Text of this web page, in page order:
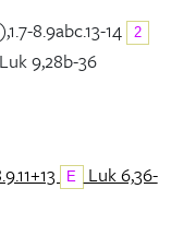
8.9abc.13-14 2
Luk 9,28b-36
E
Luk 6,36-